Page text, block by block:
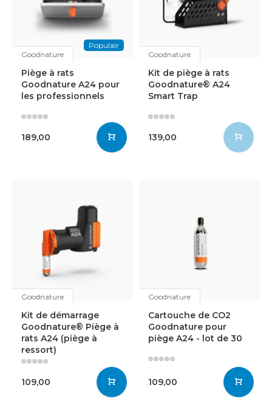
Populair
Goodnature
Piège à rats
Goodnature A24 pour
les professionnels
189,00
Goodnature
Kit de piège à rats
Goodnature® A24
Smart Trap
139,00
Goodnature
Kit de démarrage
Goodnature® Piège à
rats A24 (piège à
ressort)
109,00
Goodnature
Cartouche de CO2
Goodnature pour
piège A24 - lot de 30
109,00